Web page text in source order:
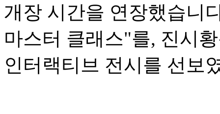
개장 시간을 연장했습니
마스터 클래스"를, 진시
인터랙티브 전시를 선보